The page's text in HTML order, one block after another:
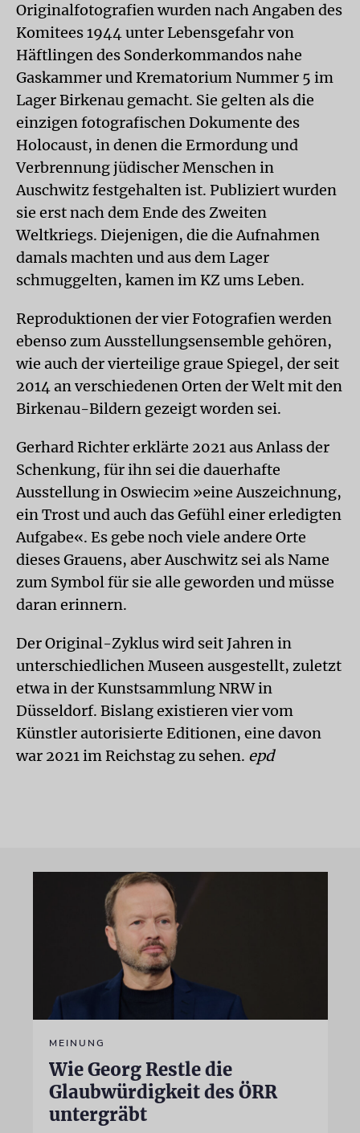
Originalfotografien wurden nach Angaben des
Komitees 1944 unter Lebensgefahr von
Häftlingen des Sonderkommandos nahe
Gaskammer und Krematorium Nummer 5 im
Lager Birkenau gemacht. Sie gelten als die
einzigen fotografischen Dokumente des
Holocaust, in denen die Ermordung und
Verbrennung jüdischer Menschen in
Auschwitz festgehalten ist. Publiziert wurden
sie erst nach dem Ende des Zweiten
Weltkriegs. Diejenigen, die die Aufnahmen
damals machten und aus dem Lager
schmuggelten, kamen im KZ ums Leben.
Reproduktionen der vier Fotografien werden
ebenso zum Ausstellungsensemble gehören,
wie auch der vierteilige graue Spiegel, der seit
2014 an verschiedenen Orten der Welt mit den
Birkenau-Bildern gezeigt worden sei.
Gerhard Richter erklärte 2021 aus Anlass der
Schenkung, für ihn sei die dauerhafte
Ausstellung in Oswiecim »eine Auszeichnung,
ein Trost und auch das Gefühl einer erledigten
Aufgabe«. Es gebe noch viele andere Orte
dieses Grauens, aber Auschwitz sei als Name
zum Symbol für sie alle geworden und müsse
daran erinnern.
Der Original-Zyklus wird seit Jahren in
unterschiedlichen Museen ausgestellt, zuletzt
etwa in der Kunstsammlung NRW in
Düsseldorf. Bislang existieren vier vom
Künstler autorisierte Editionen, eine davon
war 2021 im Reichstag zu sehen. epd
MEINUNG
Wie Georg Restle die
Glaubwürdigkeit des ÖRR
untergräbt